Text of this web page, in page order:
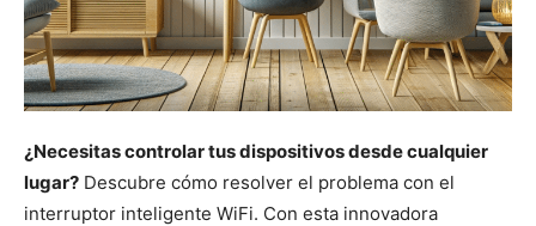
¿Necesitas controlar tus dispositivos desde cualquier
lugar? Descubre cómo resolver el problema con el
interruptor inteligente WiFi. Con esta innovadora